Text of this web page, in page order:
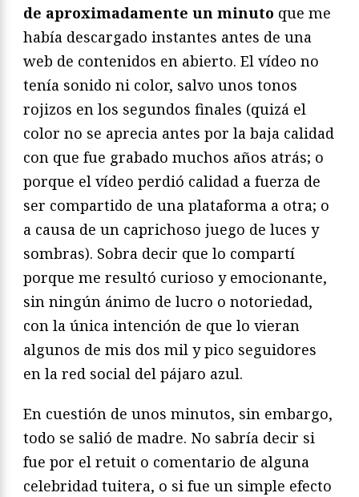
de aproximadamente un minuto que me
había descargado instantes antes de una
web de contenidos en abierto. El vídeo no
tenía sonido ni color, salvo unos tonos
rojizos en los segundos finales (quizá el
color no se aprecia antes por la baja calidad
con que fue grabado muchos años atrás; o
porque el vídeo perdió calidad a fuerza de
ser compartido de una plataforma a otra; o
a causa de un caprichoso juego de luces y
sombras). Sobra decir que lo compartí
porque me resultó curioso y emocionante,
sin ningún ánimo de lucro o notoriedad,
con la única intención de que lo vieran
algunos de mis dos mil y pico seguidores
en la red social del pájaro azul.
En cuestión de unos minutos, sin embargo,
todo se salió de madre. No sabría decir si
fue por el retuit o comentario de alguna
celebridad tuitera, o si fue un simple efecto